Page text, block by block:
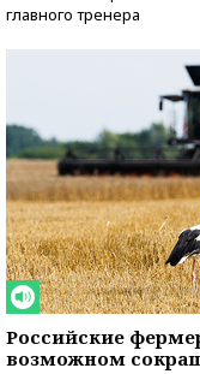
главного тренера
Российские
возможном